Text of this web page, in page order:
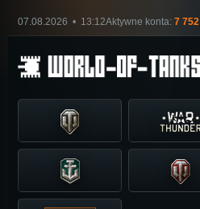
07.08.2026 • 13:12Aktywne konta: 7 752